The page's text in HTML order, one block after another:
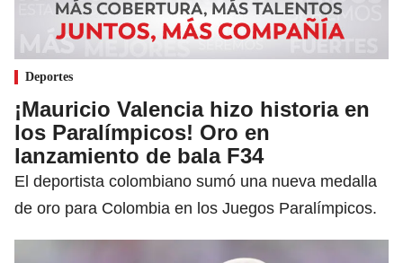
Deportes
¡Mauricio Valencia hizo historia en
los Paralímpicos! Oro en
lanzamiento de bala F34
El deportista colombiano sumó una nueva medalla
de oro para Colombia en los Juegos Paralímpicos.